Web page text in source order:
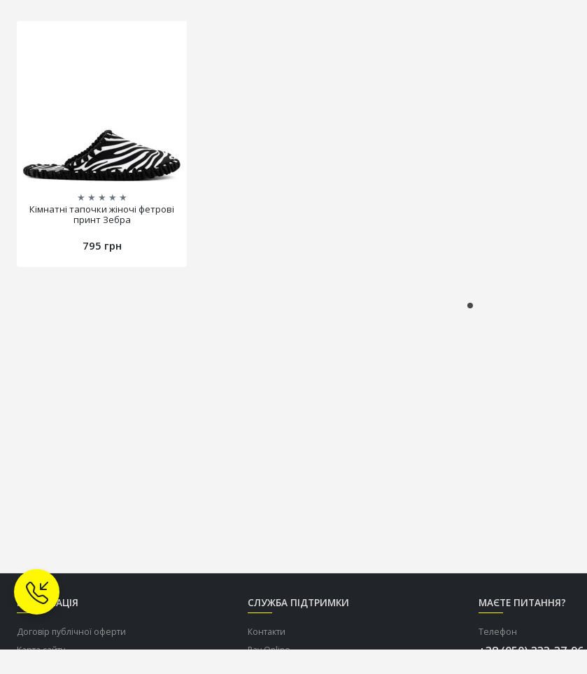
★ ★ ★ ★ ★
Кімнатні тапочки жіночі фетрові
принт Зебра
795 грн
ІНФОРМАЦІЯ
Договір публічної оферти
Карта сайту
СЛУЖБА ПІДТРИМКИ
Контакти
Pay Online
МАЄТЕ ПИТАННЯ?
Телефон
+38 (050) 333-37-96